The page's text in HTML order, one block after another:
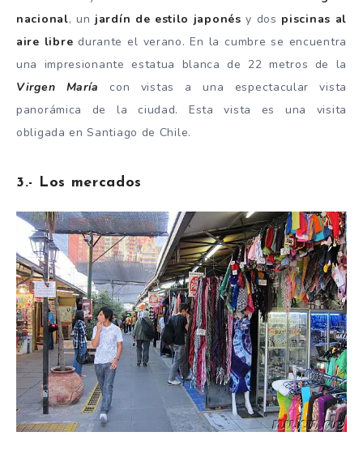
nacional, un jardín de estilo japonés y dos piscinas al
aire libre durante el verano. En la cumbre se encuentra
una impresionante estatua blanca de 22 metros de la
Virgen María
con vistas a una espectacular vista
panorámica de la ciudad. Esta vista es una visita
obligada en Santiago de Chile.
3.- Los mercados